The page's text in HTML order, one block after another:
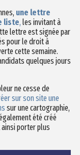
une lettre
liste, les invitant à
lettre est signée par
pour le droit à
cette semaine.
quelques jours
ne cesse de
sur son site une
sur une cartographie,
été créé
porter plus